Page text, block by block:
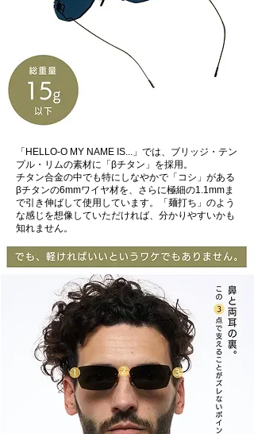
「HELLO-O MY NAME IS...」では、ブリッジ・テン
プル・リムの素材に「βチタン」を採用。
チタン合金の中でも特にしなやかで「コシ」がある
βチタンの6mmワイヤ材を、さらに極細の1.1mmま
で引き伸ばして使用しています。「麺打ち」のよう
な感じを想像していただければ、分かりやすいかも
知れません。